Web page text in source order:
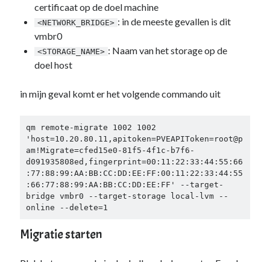
certificaat op de doel machine
<NETWORK_BRIDGE> : in de meeste gevallen is dit
vmbr0
<STORAGE_NAME> : Naam van het storage op de
doel host
in mijn geval komt er het volgende commando uit
qm remote-migrate 1002 1002
'host=10.20.80.11,apitoken=PVEAPIToken=root@p
am!Migrate=cfed15e0-81f5-4f1c-b7f6-
d091935808ed,fingerprint=00:11:22:33:44:55:66
:77:88:99:AA:BB:CC:DD:EE:FF:00:11:22:33:44:55
:66:77:88:99:AA:BB:CC:DD:EE:FF' --target-
bridge vmbr0 --target-storage local-lvm --
online --delete=1
Migratie starten